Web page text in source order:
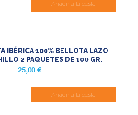
Añadir a la cesta
IBÉRICA 100% BELLOTA LAZO
2 PAQUETES DE 100 GR.
25,00€
Añadir a la cesta